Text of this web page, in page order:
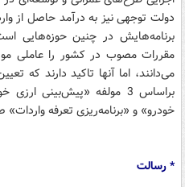
دولت توجهی نیز به درآمد حاصل از
برنامه‌هایش در چنین حوزه‌هایی
مقررات مصوب در کشور را عاملی
می‌دانند، اما آنها تاکید دارند که
براساس 3 مولفه «پیش‌بینی
خودرو» و «برنامه‌ریزی تعرفه
* رسالت